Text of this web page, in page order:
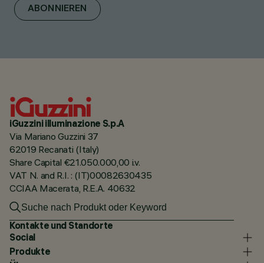
ABONNIEREN
iGuzzini illuminazione S.p.A
Via Mariano Guzzini 37
62019 Recanati (Italy)
Share Capital €21.050.000,00 i.v.
VAT N. and R.I. : (IT)00082630435
CCIAA Macerata, R.E.A. 40632
Kontakte und Standorte
Social
Produkte